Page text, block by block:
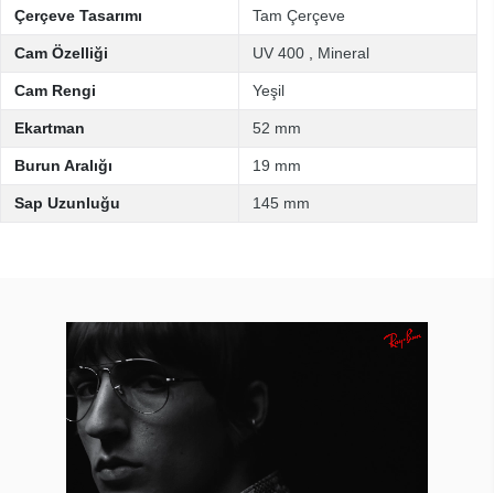
Çerçeve Tasarımı Tam Çerçeve
Cam Özelliği UV 400 Mineral
Cam Rengi Yeşil
Ekartman 52 mm
Burun Aralığı 19 mm
Sap Uzunluğu 145 mm